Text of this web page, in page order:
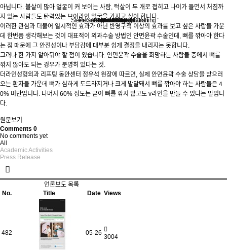
Personalized Consultation
Stem Cell
Stem Cell Liposuction & Grafting
Face & Body Lift
Petit & Lifting
Breast Surgery
LAST Diet
Eyes & Nose
Reviews
About TheLINE
아닙니다. 볼살이 많아 얼굴이 커 보이는 사람, 턱살이 두 개로 접히고 나이가 들면서 처짐까
지 있는 사람들도 탄력있는 브이라인 얼굴을 가지고 싶어 합니다.
이러한 관심과 더불어 일시적인 효과가 아닌 반영구적 이상의 효과를 보고 싶은 사람들 가운
데 한번쯤 생각해보는 것이 대표적이 외과수술 방법인 안면윤곽 수술인데, 뼈를 깎아야 한다
는 점 때문에 그 안전성이나 부담감에 대부분 쉽게 결정을 내리지는 못합니다.
그러나 한 가지 알아둬야 할 점이 있습니다. 안면윤곽 수술을 희망하는 사람들 중에서 뼈를
깎지 않아도 되는 경우가 분명히 있다는 것.
더라인성형외과 리프팅 동안센터 정유석 원장에 따르면, 실제 안면윤곽 수술 상담을 받으러
오는 환자들 가운데 뼈가 심하게 도드라지거나 크게 발달돼서 뼈를 깎아야 하는 사람들은 4
0% 미만입니다. 나머지 60% 정도는 굳이 뼈를 깎지 않고도 v라인을 만들 수 있다는 말입니
다.
원문보기
Comments 0
No comments yet
All
Academic Activities
Press Release
언론보도 목록
No.
Title Date Views
482 05-26
3004